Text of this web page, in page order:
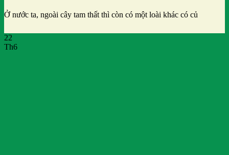
Ở nước ta, ngoài cây tam thất thì còn có một loài khác có củ
22
Th6